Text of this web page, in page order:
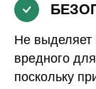
Не выделяет
вредного
поскольку